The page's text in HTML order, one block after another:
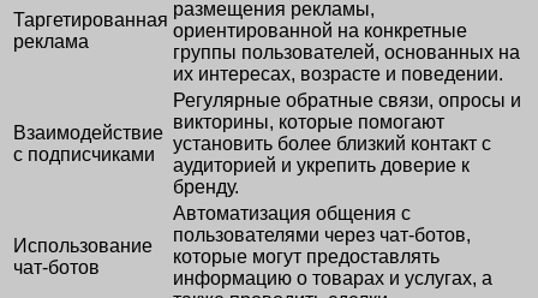
Таргетированная
реклама
размещения рекламы,
ориентированной на конкретные
группы пользователей, основанных на
их интересах, возрасте и поведении.
Взаимодействие
с подписчиками
Регулярные обратные связи, опросы и
викторины, которые помогают
установить более близкий контакт с
аудиторией и укрепить доверие к
бренду.
Использование
чат-ботов
Автоматизация общения с
пользователями через чат-ботов,
которые могут предоставлять
информацию о товарах и услугах, а